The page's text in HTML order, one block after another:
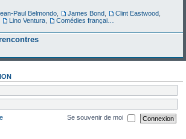
Paul Belmondo James Bond Clint Eastwood
Lino Ventura
Se souvenir de moi